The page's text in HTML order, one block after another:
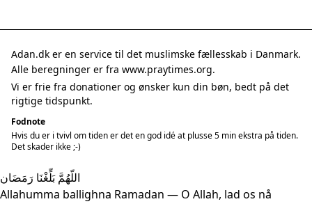
Adan.dk er en service til det muslimske fællesskab i Danmark.
Alle beregninger er fra www.praytimes.org.
Vi er frie fra donationer og ønsker kun din bøn, bedt på det
rigtige tidspunkt.
Fodnote
Hvis du er i tvivl om tiden er det en god idé at plusse 5 min ekstra på tiden.
Det skader ikke ;-)
اللّهُمَّ بَلِّغْنَا رَمَضَان
Allahumma ballighna Ramadan — O Allah, lad os nå